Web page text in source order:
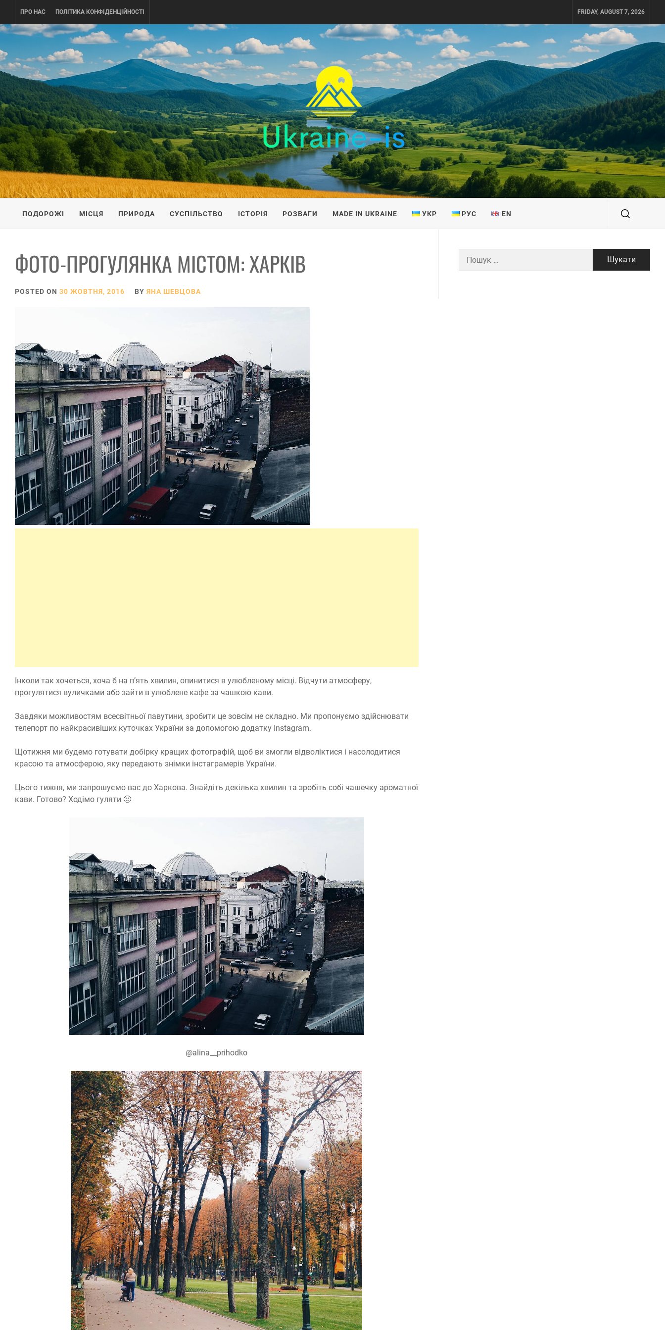
content
ПРО НАС ПОЛІТИКА КОНФІДЕНЦІЙНОСТІ FRIDAY, AUGUST 7, 2026
UKRAINE-IS
ПОДОРОЖI ПО УКРАЇНІ
ПОДОРОЖІ МІСЦЯ ПРИРОДА СУСПІЛЬСТВО ІСТОРІЯ РОЗВАГИ MADE IN UKRAINE УКР РУС EN
ФОТО-ПРОГУЛЯНКА МІСТОМ: ХАРКІВ
POSTED ON 30 ЖОВТНЯ, 2016 BY ЯНА ШЕВЦОВА
Інколи так хочеться, хоча б на п’ять хвилин, опинитися в улюбленому місці. Відчути атмосферу,
прогулятися вуличками або зайти в улюблене кафе за чашкою кави.
Завдяки можливостям всесвітньої павутини, зробити це зовсім не складно. Ми пропонуємо здійснювати
телепорт по найкрасивіших куточках України за допомогою додатку Instagram.
Щотижня ми будемо готувати добірку кращих фотографій, щоб ви змогли відволіктися і насолодитися
красою та атмосферою, яку передають знімки інстаграмерів України.
Цього тижня, ми запрошуємо вас до Харкова. Знайдіть декілька хвилин та зробіть собі чашечку ароматної
кави. Готово? Ходімо гуляти 🙂
@alina__prihodko